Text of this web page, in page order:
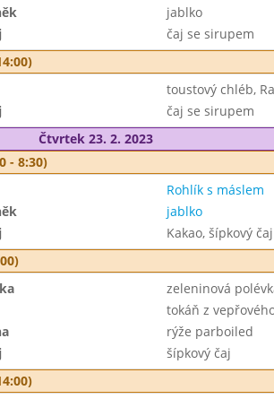
jablko
čaj se sirupem
toustový chléb,
čaj se sirupem
Čtvrtek 23. 2. 2023
- 8:30)
Rohlík s máslem
jablko
Kakao, šípkový čaj
zeleninová
tokáň z
rýže parboiled
šípkový čaj